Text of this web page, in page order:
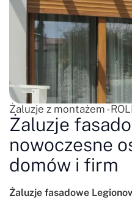
Żaluzje z montażem -
Żaluzje
nowoczesne
domów i firm
Żaluzje fasadowe